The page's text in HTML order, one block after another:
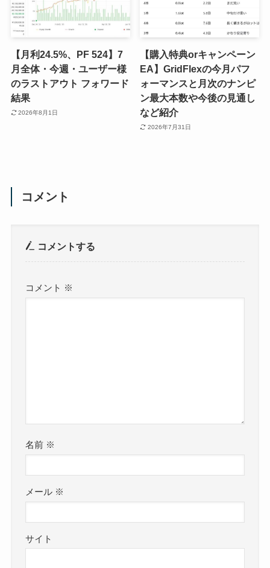
【月利24.5%、PF 524】7
月全体・今週・ユーザー様
のラストアウト フォワード
結果
2026年8月1日
【購入特典orキャンペーン
EA】GridFlexの今月パフ
ォーマンスと月次のナンピ
ン最大本数や今後の見通し
など紹介
2026年7月31日
コメント
コメントする
コメント ※
名前 ※
メール ※
サイト